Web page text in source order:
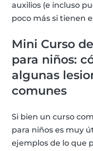
auxilios (e incluso
poco más si tienen
Mini Curso
para niños:
algunas
comunes
Si bien un curso
para niños es muy
ejemplos de lo que